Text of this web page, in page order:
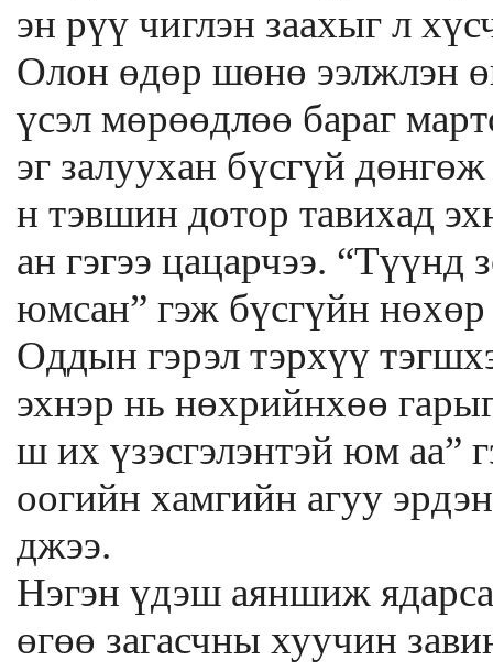
эн рүү чиглэн заахыг л
Олон өдөр шөнө ээлжлэн
үсэл мөрөөдлөө бараг
эг залуухан бүсгүй
н тэвшин дотор тавихад
ан гэгээ цацарчээ.
юмсан” гэж бүсгүйн
Оддын гэрэл тэрхүү
эхнэр нь нөхрийнхөө
ш их үзэсгэлэнтэй юм аа”
оогийн хамгийн агуу
джээ.
Нэгэн үдэш аяншиж
өгөө загасчны хуучин